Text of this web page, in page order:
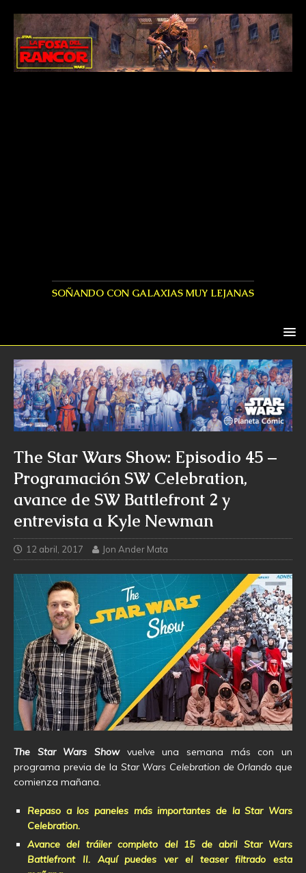
SOÑANDO CON GALAXIAS MUY LEJANAS
The Star Wars Show: Episodio 45 –
Programación SW Celebration,
avance de SW Battlefront 2 y
entrevista a Kyle Newman
12 abril, 2017 Jon Ander Mata
The Star Wars Showvuelve una semana más con un
programa previa de la Star Wars Celebration de Orlando que
comienza mañana.
Repaso a los paneles más importantes de la Star Wars
Celebration.
Avance del tráiler completo del 15 de abril Star Wars
Battlefront II.
Aquí puedes ver el teaser filtrado esta